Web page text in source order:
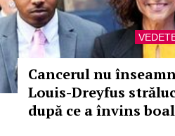
Cancerul nu
Louis-Dreyfus
după ce a învins